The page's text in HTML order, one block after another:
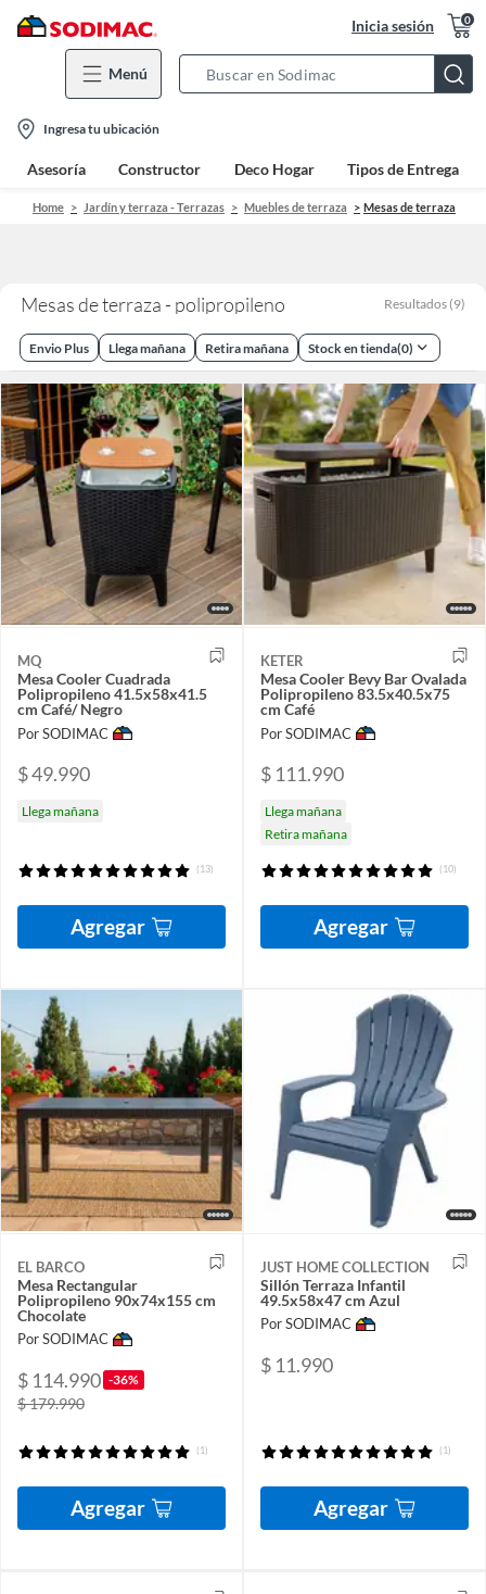
Inicia sesión 0
Menú
Bar
location-
icon
Ingresa tu ubicación
Asesoría Constructor Deco Hogar Tipos de Entrega
Home Jardín y terraza - Terrazas Muebles de terraza Mesas de terraza
Mesas de terraza - polipropileno Resultados (9)
Envio Plus Llega mañana Retira mañana Stock en tienda(0)
MQ
Mesa Cooler Cuadrada
Polipropileno 41.5x58x41.5
cm Café/ Negro
Por SODIMAC
$ 49.990
Llega mañana
(13)
Agregar
KETER
Mesa Cooler Bevy Bar Ovalada
Polipropileno 83.5x40.5x75
cm Café
Por SODIMAC
$ 111.990
Llega mañana
Retira mañana
(10)
Agregar
EL BARCO
Mesa Rectangular
Polipropileno 90x74x155 cm
Chocolate
Por SODIMAC
$ 114.990 -36%
$ 179.990
(1)
Agregar
JUST HOME COLLECTION
Sillón Terraza Infantil
49.5x58x47 cm Azul
Por SODIMAC
$ 11.990
(1)
Agregar